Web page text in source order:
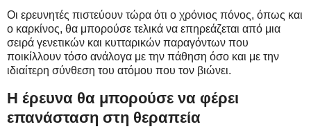
Οι ερευνητές πιστεύουν τώρα ότι ο χρόνιος πόνος, όπως και
ο καρκίνος, θα μπορούσε τελικά να επηρεάζεται από μια
σειρά γενετικών και κυτταρικών παραγόντων που
ποικίλλουν τόσο ανάλογα με την πάθηση όσο και με την
ιδιαίτερη σύνθεση του ατόμου που τον βιώνει.
Η έρευνα θα μπορούσε να φέρει
επανάσταση στη θεραπεία